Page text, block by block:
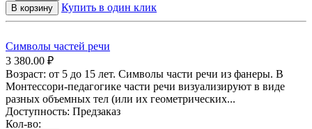
В корзину Купить в один клик
Символы частей речи
3 380.00 ₽
Возраст: от 5 до 15 лет. Символы части речи из фанеры. В
Монтессори-педагогике части речи визуализируют в виде
разных объемных тел (или их геометрических...
Доступность: Предзаказ
Кол-во: